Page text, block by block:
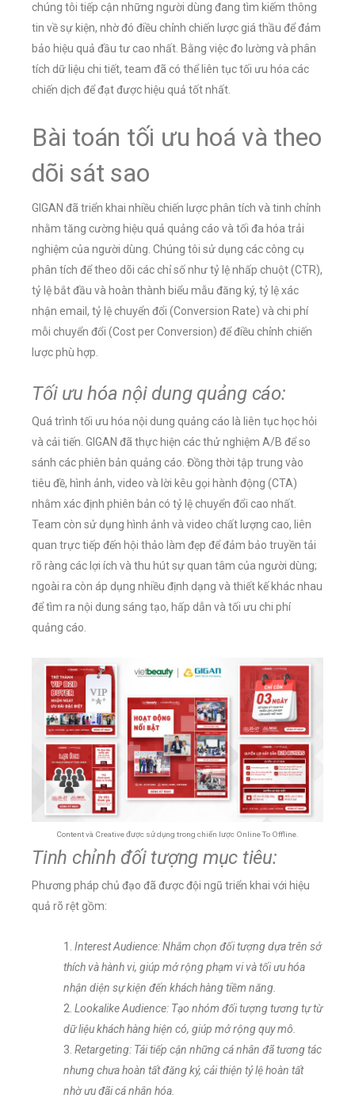
chúng tôi tiếp cận những người dùng đang tìm kiếm thông
tin về sự kiện, nhờ đó điều chỉnh chiến lược giá thầu để đảm
bảo hiệu quả đầu tư cao nhất. Bằng việc đo lường và phân
tích dữ liệu chi tiết, team đã có thể liên tục tối ưu hóa các
chiến dịch để đạt được hiệu quả tốt nhất.
Bài toán tối ưu hoá và theo
dõi sát sao
GIGAN đã triển khai nhiều chiến lược phân tích và tinh chỉnh
nhằm tăng cường hiệu quả quảng cáo và tối đa hóa trải
nghiệm của người dùng. Chúng tôi sử dụng các công cụ
phân tích để theo dõi các chỉ số như tỷ lệ nhấp chuột (CTR),
tỷ lệ bắt đầu và hoàn thành biểu mẫu đăng ký, tỷ lệ xác
nhận email, tỷ lệ chuyển đổi (Conversion Rate) và chi phí
mỗi chuyển đổi (Cost per Conversion) để điều chỉnh chiến
lược phù hợp.
Tối ưu hóa nội dung quảng cáo:
Quá trình tối ưu hóa nội dung quảng cáo là liên tục học hỏi
và cải tiến. GIGAN đã thực hiện các thử nghiệm A/B để so
sánh các phiên bản quảng cáo. Đồng thời tập trung vào
tiêu đề, hình ảnh, video và lời kêu gọi hành động (CTA)
nhằm xác định phiên bản có tỷ lệ chuyển đổi cao nhất.
Team còn sử dụng hình ảnh và video chất lượng cao, liên
quan trực tiếp đến hội thảo làm đẹp để đảm bảo truyền tải
rõ ràng các lợi ích và thu hút sự quan tâm của người dùng;
ngoài ra còn áp dụng nhiều định dạng và thiết kế khác nhau
để tìm ra nội dung sáng tạo, hấp dẫn và tối ưu chi phí
quảng cáo.
Content và Creative được sử dụng trong chiến lược Online To Offline.
Tinh chỉnh đối tượng mục tiêu:
Phương pháp chủ đạo đã được đội ngũ triển khai với hiệu
quả rõ rệt gồm:
Interest Audience: Nhắm chọn đối tượng dựa trên sở
thích và hành vi, giúp mở rộng phạm vi và tối ưu hóa
nhận diện sự kiện đến khách hàng tiềm năng.
Lookalike Audience: Tạo nhóm đối tượng tương tự từ
dữ liệu khách hàng hiện có, giúp mở rộng quy mô.
Retargeting: Tái tiếp cận những cá nhân đã tương tác
nhưng chưa hoàn tất đăng ký, cải thiện tỷ lệ hoàn tất
nhờ ưu đãi cá nhân hóa.